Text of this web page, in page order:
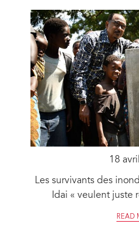
18
Les survivants des
Idai « veulent juste
READ